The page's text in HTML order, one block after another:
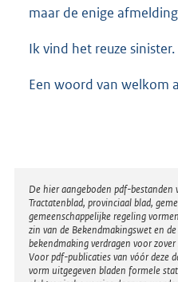
maar de enige
Ik vind het reuze sinister.
Een woord van welkom
Disclaimer
De hier aangeboden pdf-bestanden
Tractatenblad, provinciaal blad,
gemeenschappelijke regeling
zin van de Bekendmakingswet en
bekendmaking verdragen voor
Voor pdf-publicaties van vóór deze
vorm uitgegeven bladen formele